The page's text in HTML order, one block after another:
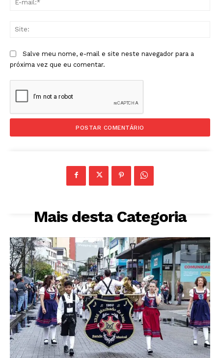
Salve meu nome, e-mail e site neste navegador para a
próxima vez que eu comentar.
Mais desta Categoria